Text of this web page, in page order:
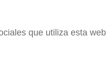
que utiliza esta